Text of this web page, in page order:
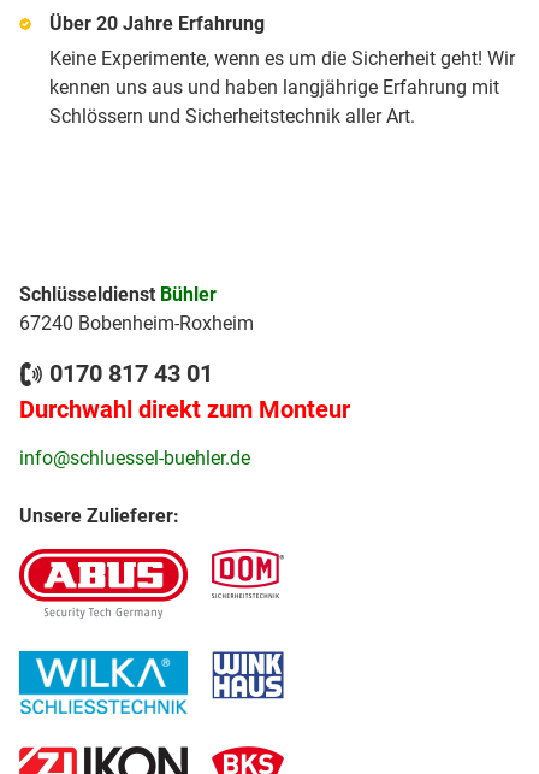
Über 20 Jahre Erfahrung
Keine Experimente, wenn es um die Sicherheit geht! Wir
kennen uns aus und haben langjährige Erfahrung mit
Schlössern und Sicherheitstechnik aller Art.
Schlüsseldienst Bühler
67240 Bobenheim-Roxheim
0170 817 43 01
Durchwahl direkt zum Monteur
info@schluessel-buehler.de
Unsere Zulieferer: